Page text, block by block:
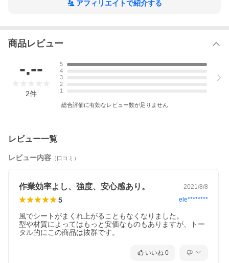
・シートをむき出しに施工する場合はアンカーピン及び防草ワ
重要(必ずお読みください)
手続きください。
※一緒にご注文された場合、ご注文処理ができなくなってしま
いますのでご注意ください。
アフィリエイトで紹介する
商品レビュー
-.--
2件
5
4
3
2
1
総合評価に有効なレビュー数が足りません
レビュー一覧
レビュー内容 （口コミ）
作業効率よし、強度、安心感あり。 2021/8/8
5 ele********
風でシートがまくれ上がることもなくなりました。
型や材質によってはもっと安価なものもありますが、トー
タル的にこの商品は抜群です。
いいね 0